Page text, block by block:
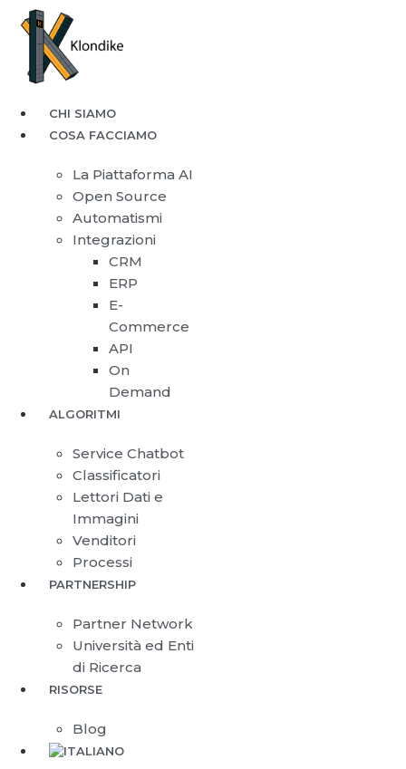
CHI SIAMO
COSA FACCIAMO
La Piattaforma AI
Open Source
Automatismi
Integrazioni
CRM
ERP
E-
Commerce
API
On
Demand
ALGORITMI
Service Chatbot
Classificatori
Lettori Dati e
Immagini
Venditori
Processi
PARTNERSHIP
Partner Network
Università ed Enti
di Ricerca
RISORSE
Blog